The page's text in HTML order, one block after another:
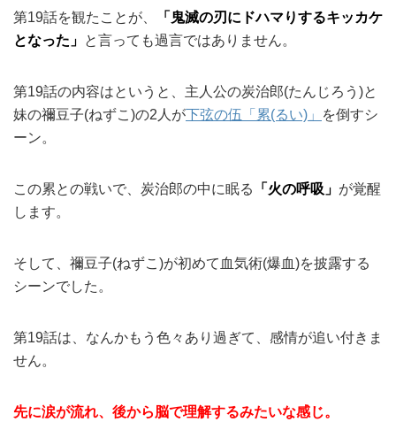
第19話を観たことが、
「鬼滅の刃にドハマりするキッカケ
となった」 と言っても過言ではありません。
第19話の内容はというと、主人公の炭治郎(たんじろう)と
妹の禰豆子(ねずこ)の2人が下弦の伍「累(るい)」
を倒すシ
ーン。
この累との戦いで、炭治郎の中に眠る 「火の呼吸」 が覚醒
します。
そして、禰豆子(ねずこ)が初めて血気術(爆血)を披露する
シーンでした。
第19話は、なんかもう色々あり過ぎて、感情が追い付きま
せん。
先に涙が流れ、後から脳で理解するみたいな感じ。